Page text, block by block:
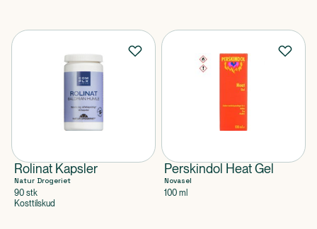
Rolinat Kapsler
Natur Drogeriet
90 stk
Kosttilskud
Perskindol Heat Gel
Novasel
100 ml